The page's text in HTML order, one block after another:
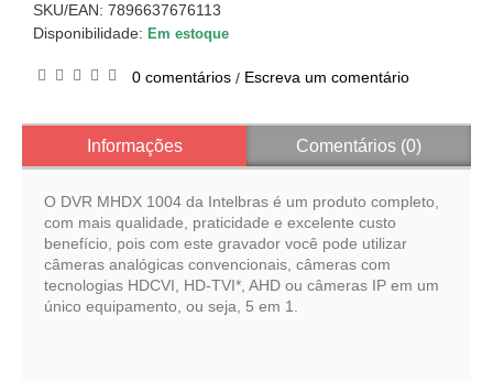
SKU/EAN: 7896637676113
Disponibilidade: Em estoque
0 comentários / Escreva um comentário
Informações Comentários (0)
O DVR MHDX 1004 da Intelbras é um produto completo,
com mais qualidade, praticidade e excelente custo
benefício, pois com este gravador você pode utilizar
câmeras analógicas convencionais, câmeras com
tecnologias HDCVI, HD-TVI*, AHD ou câmeras IP em um
único equipamento, ou seja, 5 em 1.